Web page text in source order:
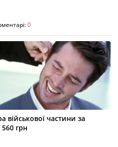
0
частини за
грн